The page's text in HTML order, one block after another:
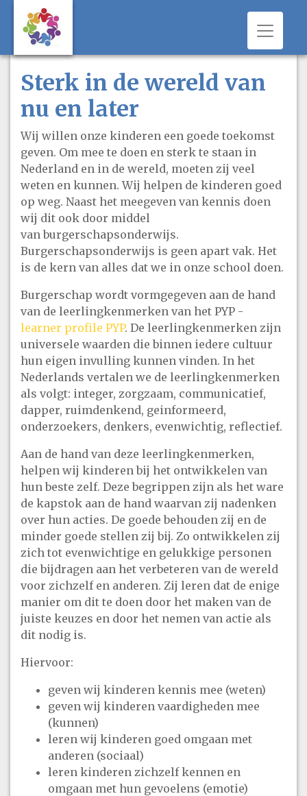
Sterk in de wereld van
nu en later
Wij willen onze kinderen een goede toekomst
geven. Om mee te doen en sterk te staan in
Nederland en in de wereld, moeten zij veel
weten en kunnen. Wij helpen de kinderen goed
op weg. Naast het meegeven van kennis doen
wij dit ook door middel
van burgerschapsonderwijs.
Burgerschapsonderwijs is geen apart vak. Het
is de kern van alles dat we in onze school doen.
Burgerschap wordt vormgegeven aan de hand
van de leerlingkenmerken van het PYP -
learner profile PYP. De leerlingkenmerken zijn
universele waarden die binnen iedere cultuur
hun eigen invulling kunnen vinden. In het
Nederlands vertalen we de leerlingkenmerken
als volgt: integer, zorgzaam, communicatief,
dapper, ruimdenkend, geinformeerd,
onderzoekers, denkers, evenwichtig, reflectief.
Aan de hand van deze leerlingkenmerken,
helpen wij kinderen bij het ontwikkelen van
hun beste zelf. Deze begrippen zijn als het ware
de kapstok aan de hand waarvan zij nadenken
over hun acties. De goede behouden zij en de
minder goede stellen zij bij. Zo ontwikkelen zij
zich tot evenwichtige en gelukkige personen
die bijdragen aan het verbeteren van de wereld
voor zichzelf en anderen. Zij leren dat de enige
manier om dit te doen door het maken van de
juiste keuzes en door het nemen van actie als
dit nodig is.
Hiervoor:
geven wij kinderen kennis mee (weten)
geven wij kinderen vaardigheden mee
(kunnen)
leren wij kinderen goed omgaan met
anderen (sociaal)
leren kinderen zichzelf kennen en
omgaan met hun gevoelens (emotie)